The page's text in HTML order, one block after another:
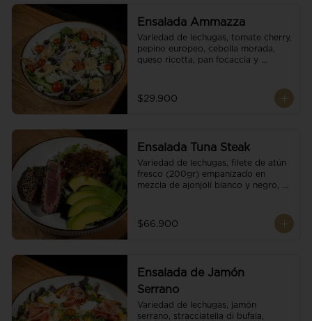
Ensalada Ammazza
Variedad de lechugas, tomate cherry,
pepino europeo, cebolla morada,
queso ricotta, pan focaccia y
$29.900
Ensalada Tuna Steak
Variedad de lechugas, filete de atún
fresco (200gr) empanizado en
mezcla de ajonjolí blanco y negro,
parmesano, puerro crocante y
reducción de balsámico.
$66.900
Ensalada de Jamón
Serrano
Variedad de lechugas, jamón
serrano, stracciatella di bufala,